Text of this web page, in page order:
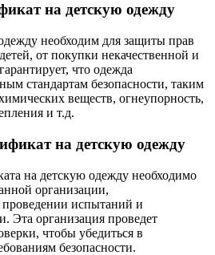
на детскую одежду
необходим для защиты прав
от покупки некачественной и
что одежда
стандартам безопасности, таким
веществ, огнеупорность,
и т.д.
на детскую одежду
на детскую одежду необходимо
организации,
испытаний и
Эта организация проведет
чтобы убедиться в
безопасности.